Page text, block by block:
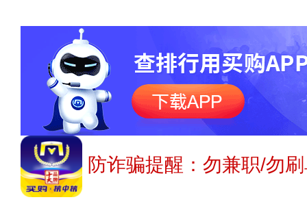
防诈骗提醒：勿兼职/勿